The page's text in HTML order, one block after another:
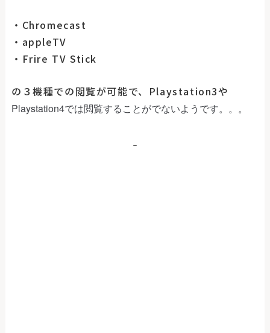
・Chromecast
・appleTV
・Frire TV Stick
の３機種での閲覧が可能で、Playstation3や
Playstation4では閲覧することがでないようです。。。